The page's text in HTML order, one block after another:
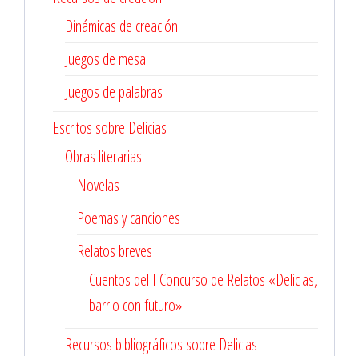
Dinámicas de creación
Juegos de mesa
Juegos de palabras
Escritos sobre Delicias
Obras literarias
Novelas
Poemas y canciones
Relatos breves
Cuentos del I Concurso de Relatos «Delicias,
barrio con futuro»
Recursos bibliográficos sobre Delicias